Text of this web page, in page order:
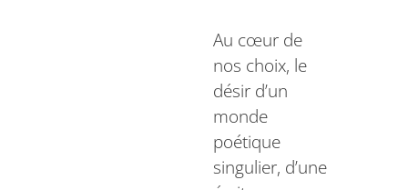
Au cœur de
nos choix, le
désir d’un
monde
poétique
singulier, d’une